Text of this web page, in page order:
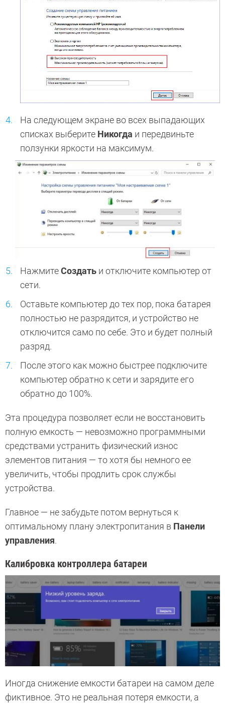
На следующем экране во всех выпадающих
списках выберите Никогда и передвиньте
ползунки яркости на максимум.
НажмитеСоздать и отключите компьютер от
сети.
Оставьте компьютер до тех пор, пока батарея
полностью не разрядится, и устройство не
отключится само по себе. Это и будет полный
разряд.
После этого как можно быстрее подключите
компьютер обратно к сети и зарядите его
обратно до 100%.
Эта процедура позволяет если не восстановить
полную емкость — невозможно программными
средствами устранить физический износ
элементов питания — то хотя бы немного ее
увеличить, чтобы продлить срок службы
устройства.
Главное — не забудьте потом вернуться к
оптимальному плану электропитания в Панели
управления.
Калибровка контроллера батареи
Иногда снижение емкости батареи на самом деле
фиктивное. Это не реальная потеря емкости, а